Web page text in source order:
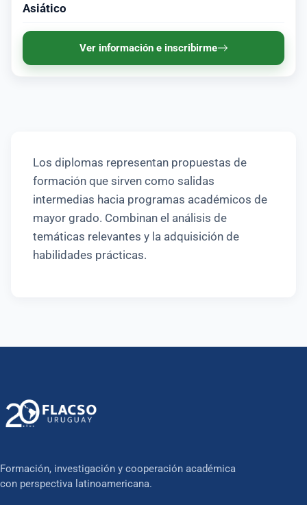
Asiático
Ver información e inscribirme
Los diplomas representan propuestas de
formación que sirven como salidas
intermedias hacia programas académicos de
mayor grado. Combinan el análisis de
temáticas relevantes y la adquisición de
habilidades prácticas.
Formación, investigación y cooperación académica
con perspectiva latinoamericana.